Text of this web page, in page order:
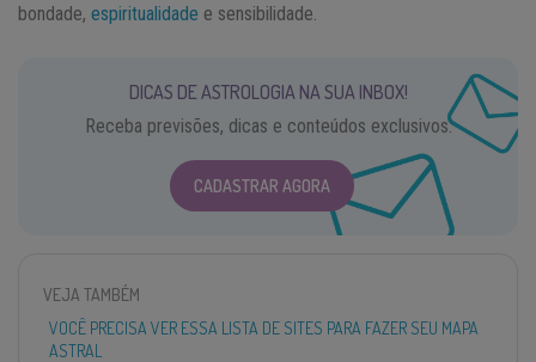
bondade, espiritualidade e sensibilidade.
DICAS DE ASTROLOGIA NA SUA INBOX!
Receba previsões, dicas e conteúdos exclusivos.
CADASTRAR AGORA
VEJA TAMBÉM
VOCÊ PRECISA VER ESSA LISTA DE SITES PARA FAZER SEU MAPA
ASTRAL